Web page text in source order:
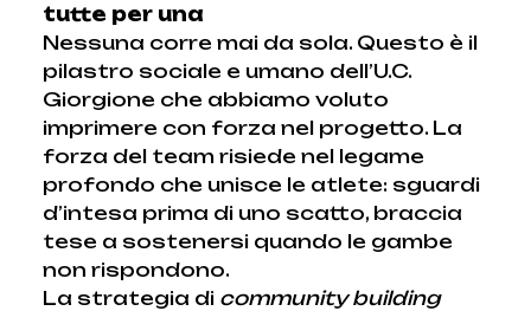
tutte per una
Nessuna corre mai da sola. Questo è il
pilastro sociale e umano dell’U.C.
Giorgione che abbiamo voluto
imprimere con forza nel progetto. La
forza del team risiede nel legame
profondo che unisce le atlete: sguardi
d’intesa prima di uno scatto, braccia
tese a sostenersi quando le gambe
non rispondono.
La strategia di community building